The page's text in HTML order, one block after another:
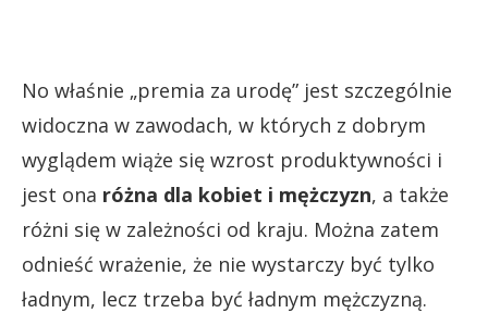
No właśnie „premia za urodę” jest szczególnie
widoczna w zawodach, w których z dobrym
wyglądem wiąże się wzrost produktywności i
jest ona różna dla kobiet i mężczyzn, a także
różni się w zależności od kraju. Można zatem
odnieść wrażenie, że nie wystarczy być tylko
ładnym, lecz trzeba być ładnym mężczyzną.